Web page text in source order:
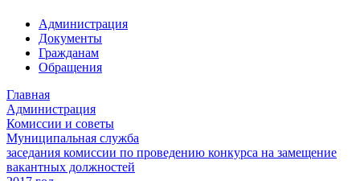
Администрация
Документы
Гражданам
Обращения
Главная
Администрация
Комиссии и советы
Муниципальная служба
заседания комиссии по проведению конкурса на замещение
вакантных должностей